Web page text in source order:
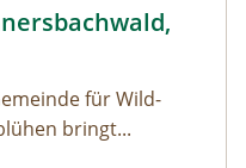
Donnersbachwald,
für Wild-
bringt...